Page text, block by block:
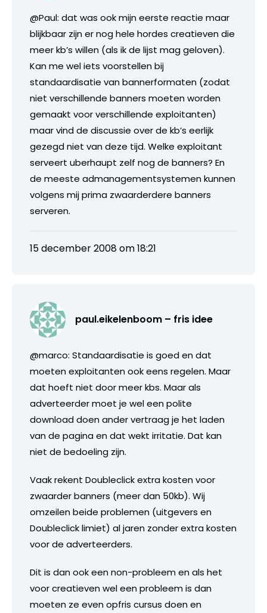
@Paul: dat was ook mijn eerste reactie maar
blijkbaar zijn er nog hele hordes creatieven die
meer kb’s willen (als ik de lijst mag geloven).
Kan me wel iets voorstellen bij
standaardisatie van bannerformaten (zodat
niet verschillende banners moeten worden
gemaakt voor verschillende exploitanten)
maar vind de discussie over de kb’s eerlijk
gezegd niet van deze tijd. Welke exploitant
serveert uberhaupt zelf nog de banners? En
de meeste admanagementsystemen kunnen
volgens mij prima zwaarderdere banners
serveren.
15 december 2008 om 18:21
paul.eikelenboom – fris idee
@marco: Standaardisatie is goed en dat
moeten exploitanten ook eens regelen. Maar
dat hoeft niet door meer kbs. Maar als
adverteerder moet je wel een polite
download doen ander vertraag je het laden
van de pagina en dat wekt irritatie. Dat kan
niet de bedoeling zijn.
Vaak rekent Doubleclick extra kosten voor
zwaarder banners (meer dan 50kb). Wij
omzeilen beide problemen (uitgevers en
Doubleclick limiet) al jaren zonder extra kosten
voor de adverteerders.
Dit is dan ook een non-probleem en als het
voor creatieven wel een probleem is dan
moeten ze even opfris cursus doen en